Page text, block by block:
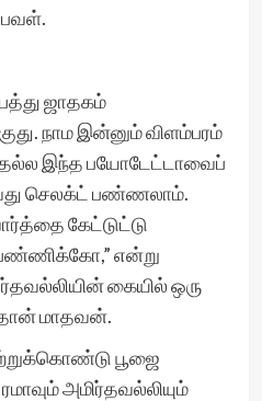
ஜாதகம்
நாம இன்னும் விளம்பரம்
இந்த பயோடேட்டாவைப்
செலக்ட் பண்ணலாம்.
கேட்டுட்டு
என்று
கையில் ஒரு
மாதவன்.
பூஜை
அமிர்தவல்லியும்